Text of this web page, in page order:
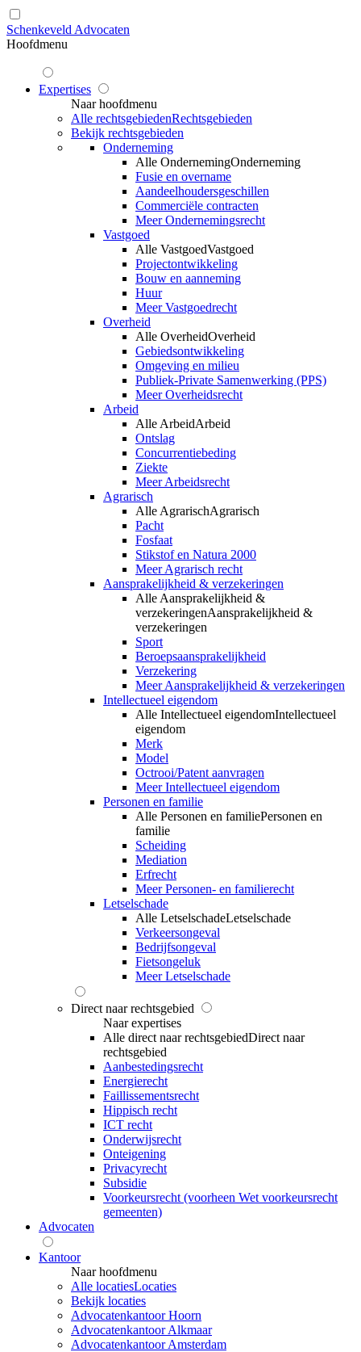
Schenkeveld Advocaten
Hoofdmenu
Expertises
Naar hoofdmenu
Alle rechtsgebiedenRechtsgebieden
Bekijk rechtsgebieden
Onderneming
Alle OndernemingOnderneming
Fusie en overname
Aandeelhoudersgeschillen
Commerciële contracten
Meer Ondernemingsrecht
Vastgoed
Alle VastgoedVastgoed
Projectontwikkeling
Bouw en aanneming
Huur
Meer Vastgoedrecht
Overheid
Alle OverheidOverheid
Gebiedsontwikkeling
Omgeving en milieu
Publiek-Private Samenwerking (PPS)
Meer Overheidsrecht
Arbeid
Alle ArbeidArbeid
Ontslag
Concurrentiebeding
Ziekte
Meer Arbeidsrecht
Agrarisch
Alle AgrarischAgrarisch
Pacht
Fosfaat
Stikstof en Natura 2000
Meer Agrarisch recht
Aansprakelijkheid & verzekeringen
Alle Aansprakelijkheid &
verzekeringenAansprakelijkheid &
verzekeringen
Sport
Beroepsaansprakelijkheid
Verzekering
Meer Aansprakelijkheid & verzekeringen
Intellectueel eigendom
Alle Intellectueel eigendomIntellectueel
eigendom
Merk
Model
Octrooi/Patent aanvragen
Meer Intellectueel eigendom
Personen en familie
Alle Personen en familiePersonen en
familie
Scheiding
Mediation
Erfrecht
Meer Personen- en familierecht
Letselschade
Alle LetselschadeLetselschade
Verkeersongeval
Bedrijfsongeval
Fietsongeluk
Meer Letselschade
Direct naar rechtsgebied
Naar expertises
Alle direct naar rechtsgebiedDirect naar
rechtsgebied
Aanbestedingsrecht
Energierecht
Faillissementsrecht
Hippisch recht
ICT recht
Onderwijsrecht
Onteigening
Privacyrecht
Subsidie
Voorkeursrecht (voorheen Wet voorkeursrecht
gemeenten)
Advocaten
Kantoor
Naar hoofdmenu
Alle locatiesLocaties
Bekijk locaties
Advocatenkantoor Hoorn
Advocatenkantoor Alkmaar
Advocatenkantoor Amsterdam